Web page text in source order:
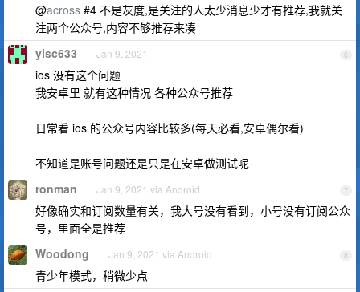
@across #4 不是灰度,是关注的人太少消息少才有推荐,我就关
注两个公众号,内容不够推荐来凑
6
ylsc633 Jan 9, 2021
ios 没有这个问题
我安卓里 就有这种情况 各种公众号推荐
日常看 ios 的公众号内容比较多(每天必看,安卓偶尔看)
不知道是账号问题还是只是在安卓做测试呢
7
ronman Jan 9, 2021 via Android
好像确实和订阅数量有关，我大号没有看到，小号没有订阅公众
号，里面全是推荐
8
Woodong Jan 9, 2021 via Android
青少年模式，稍微少点